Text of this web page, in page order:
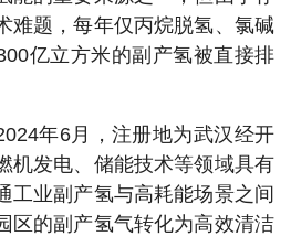
难题，每年仅丙烷脱氢、氯碱
亿立方米的副产氢被直接排
年6月，注册地为武汉经开
机发电、储能技术等领域具有
工业副产氢与高耗能场景之间
区的副产氢气转化为高效清洁